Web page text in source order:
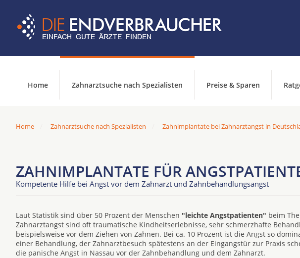
Home Zahnarztsuche nach Spezialisten Preise & Sparen
Home Zahnarztsuche nach Spezialisten Zahnimplantate bei Zahnarztangst in
ZAHNIMPLANTATE FÜR
Kompetente Hilfe bei Angst vor dem Zahnarzt und Zahnbehandlungsangst
Laut Statistik sind über 50 Prozent der Menschen "leichte Angstpatienten" beim
Zahnarztangst sind oft traumatische Kindheitserlebnisse, sehr schmerzhafte
beispielsweise vor dem Ziehen von Zähnen. Bei ca. 10 Prozent ist die Angst so
einer Behandlung, der Zahnarztbesuch spätestens an der Eingangstür zur Praxis
die panische Angst in Nassau vor der Zahnbehandlung und dem Zahnarzt.